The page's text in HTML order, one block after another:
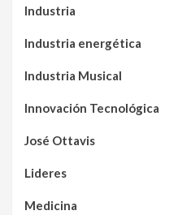
Industria
Industria energética
Industria Musical
Innovación Tecnológica
José Ottavis
Lideres
Medicina